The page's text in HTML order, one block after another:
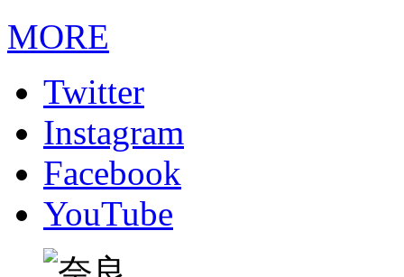
MORE
Twitter
Instagram
Facebook
YouTube